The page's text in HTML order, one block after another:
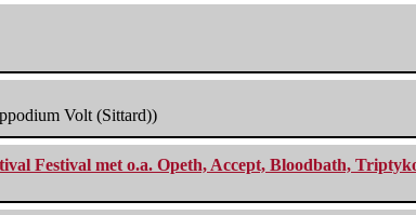
Volt (Sittard))
Festival met o.a. Opeth, Accept, Bloodbath,